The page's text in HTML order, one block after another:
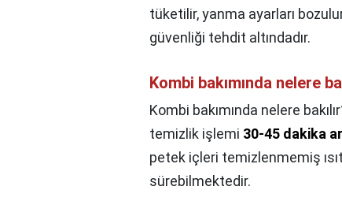
tüketilir, yanma ayarları
güvenliği tehdit altındadır.
Kombi bakımında nelere
Kombi bakımında nelere
temizlik işlemi 30-45 dakika
petek içleri temizlenmemiş
sürebilmektedir.